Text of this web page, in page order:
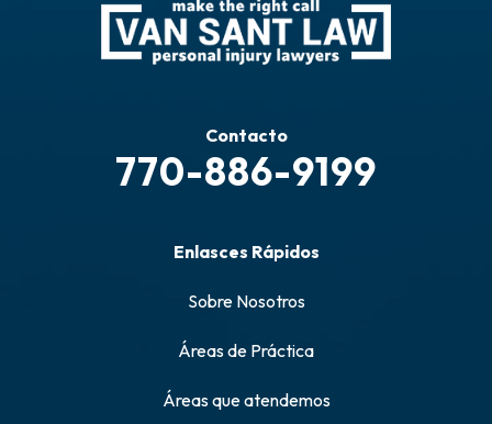
Contacto
770-886-9199
Enlasces Rápidos
Sobre Nosotros
Áreas de Práctica
Áreas que atendemos